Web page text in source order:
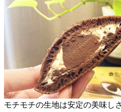
モチモチの生地は安定の美味し